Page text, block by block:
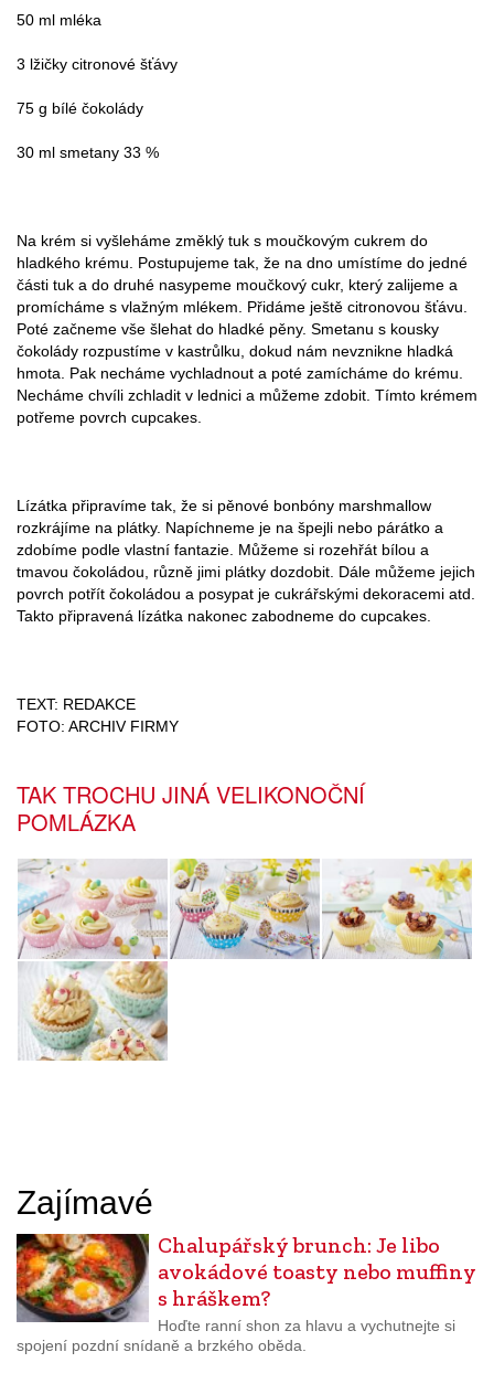
50 ml mléka
3 lžičky citronové šťávy
75 g bílé čokolády
30 ml smetany 33 %
Na krém si vyšleháme změklý tuk s moučkovým cukrem do
hladkého krému. Postupujeme tak, že na dno umístíme do jedné
části tuk a do druhé nasypeme moučkový cukr, který zalijeme a
promícháme s vlažným mlékem. Přidáme ještě citronovou šťávu.
Poté začneme vše šlehat do hladké pěny. Smetanu s kousky
čokolády rozpustíme v kastrůlku, dokud nám nevznikne hladká
hmota. Pak necháme vychladnout a poté zamícháme do krému.
Necháme chvíli zchladit v lednici a můžeme zdobit. Tímto krémem
potřeme povrch cupcakes.
Lízátka připravíme tak, že si pěnové bonbóny marshmallow
rozkrájíme na plátky. Napíchneme je na špejli nebo párátko a
zdobíme podle vlastní fantazie. Můžeme si rozehřát bílou a
tmavou čokoládou, různě jimi plátky dozdobit. Dále můžeme jejich
povrch potřít čokoládou a posypat je cukrářskými dekoracemi atd.
Takto připravená lízátka nakonec zabodneme do cupcakes.
TEXT: REDAKCE
FOTO: ARCHIV FIRMY
TAK TROCHU JINÁ VELIKONOČNÍ
POMLÁZKA
Zajímavé
Chalupářský brunch: Je libo
avokádové toasty nebo muffiny
s hráškem?
Hoďte ranní shon za hlavu a vychutnejte si
spojení pozdní snídaně a brzkého oběda.